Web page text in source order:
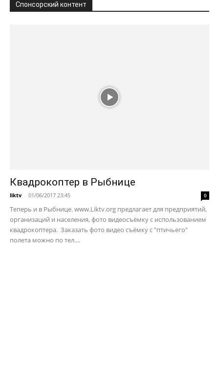
Спонсорский контент
Квадрокоптер в Рыбнице
liktv - 01/06/2017 23:45 0
Теперь и в Рыбнице. www.Liktv.org предлагает для предприятий,
организаций и населения, фото видеосъёмку с использованием
квадрокоптера. Заказать фото видео съёмку с "птичьего"
полета можно по тел....